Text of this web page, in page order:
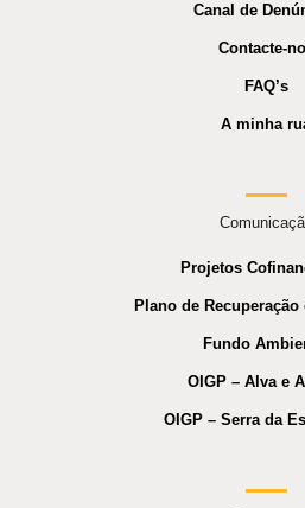
Canal de
Contacte-
FAQ’s
A minha
Projetos
Plano de
Fundo
OIGP – Alva e
OIGP – Serra da